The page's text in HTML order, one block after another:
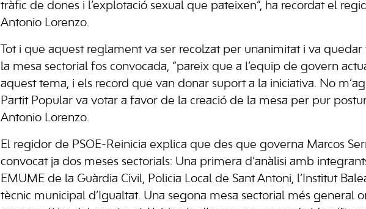
tràfic de dones i l’explotació sexual que pateixen”, ha recordat el
Antonio Lorenzo.
Tot i que aquest reglament va ser recolzat per unanimitat i va
la mesa sectorial fos convocada, “pareix que a l’equip de govern
aquest tema, i els record que van donar suport a la iniciativa. No
Partit Popular va votar a favor de la creació de la mesa per pur
Antonio Lorenzo.
El regidor de PSOE-Reinicia explica que des que governa Marcos
convocat ja dos meses sectorials: Una primera d’anàlisi amb
EMUME de la Guàrdia Civil, Policia Local de Sant Antoni, l’Institut
tècnic municipal d’Igualtat. Una segona mesa sectorial més general